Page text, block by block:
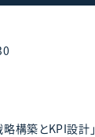
略構築とKPI設計」